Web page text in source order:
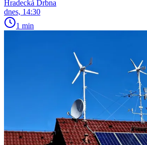
Hradecká Drbna
dnes, 14:30
1 min